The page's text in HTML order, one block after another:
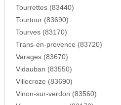
Tourrettes (83440)
Tourtour (83690)
Tourves (83170)
Trans-en-provence (83720)
Varages (83670)
Vidauban (83550)
Villecroze (83690)
Vinon-sur-verdon (83560)